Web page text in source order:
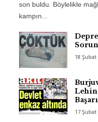
son buldu. Böylelikle
kampın...
18 Şubat
17 Şubat